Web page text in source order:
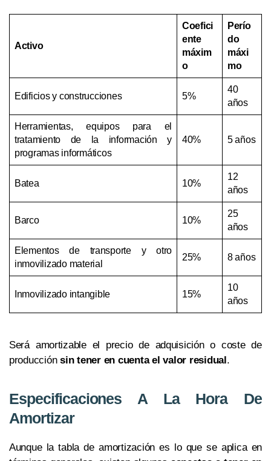
Activo
Coefici
ente
máxim
o
Perío
do
máxi
mo
Edificios y construcciones 5%
40
años
Herramientas, equipos para el
tratamiento de la información y
programas informáticos
40% 5 años
Batea 10%
12
años
Barco 10%
25
años
Elementos de transporte y otro
inmovilizado material
25% 8 años
Inmovilizado intangible 15%
10
años
Será amortizable el precio de adquisición o coste de
producciónsin tener en cuenta el valor residual.
Especificaciones A La Hora De
Amortizar
Aunque la tabla de amortización es lo que se aplica en